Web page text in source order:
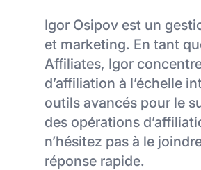
Igor Osipov est un
et marketing. En tant
Affiliates, Igor
d’affiliation à l’échelle
outils avancés pour le
des opérations
n’hésitez pas à le
réponse rapide.